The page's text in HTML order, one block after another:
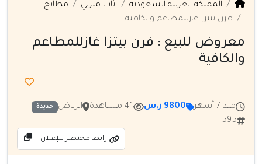
المملكة العربية السعودية أثاث منزلي
مطابخ
فرن بيتزا غازللمطاعم والكافية
معروض للبيع : فرن بيتزا غازللمطاعم
والكافية
منذ 7 أشهر 9800 ر.س 41 مشاهدة الرياض جديدة
595
رابط مختصر للإعلان